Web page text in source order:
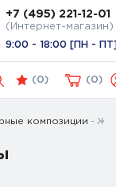
+7 (495) 221-12-01
(Интернет-магазин)
9:00 - 18:00 [ПН -
(0) 0
композиции